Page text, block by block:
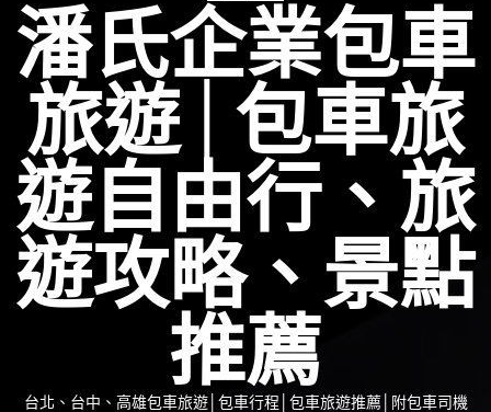
潘氏企業包車
旅遊│包車旅
遊自由行、旅
遊攻略、景點
推薦
台北、台中、高雄包車旅遊│包車行程│包車旅遊推薦│附包車司機